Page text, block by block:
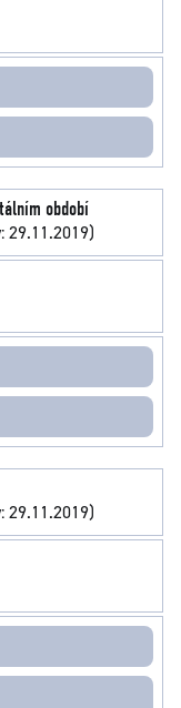
období
29.11.2019)
29.11.2019)